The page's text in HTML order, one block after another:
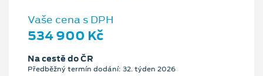
Vaše cena s DPH
534 900 Kč
Na cestě do ČR
Předběžný termín dodání: 32. týden 2026